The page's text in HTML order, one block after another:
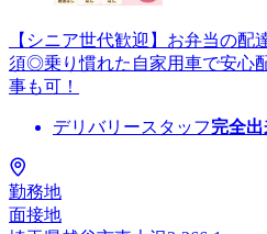
【シニア世代歓迎】お弁当の
須◎乗り慣れた自家用車で安心
事も可！
デリバリースタッフ完全出
勤務地
面接地